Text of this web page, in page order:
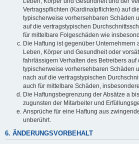
Vertragspflichten (Kardinalpflichten) auf
typischerweise vorhersehbaren Schäden
auf die vertragstypischen
für mittelbare Folgeschäden wie
Die Haftung ist gegenüber Unternehmern
Leben, Körper und Gesundheit oder
fahrlässigem Verhalten des Betreibers auf
typischerweise vorhersehbaren Schäden
nach auf die vertragstypischen
auch für mittelbare Schäden,
Die Haftungsbegrenzung der Absätze a
zugunsten der Mitarbeiter und
Ansprüche für eine Haftung aus
unberührt.
6. ÄNDERUNGSVORBEHALT